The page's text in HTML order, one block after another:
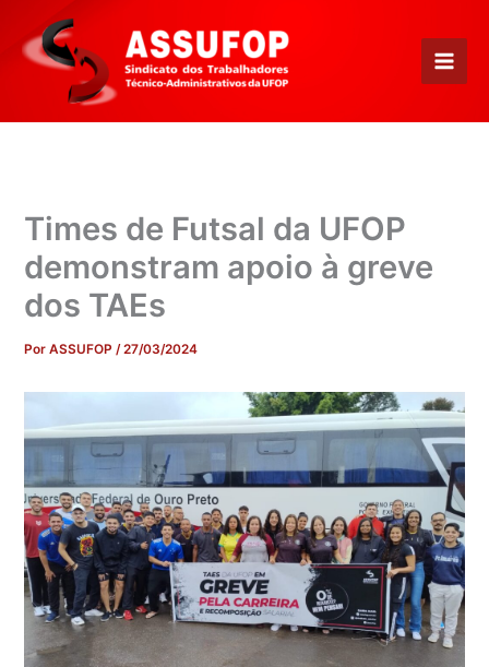
para
conteúdo
Times de Futsal da UFOP
demonstram apoio à greve
dos TAEs
PorASSUFOP/27/03/2024